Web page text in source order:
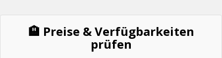
🏨 Preise & Verfügbarkeiten
prüfen